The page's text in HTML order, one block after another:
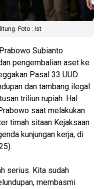
Foto : Ist
Subianto
pengembalian aset ke
Pasal 33 UUD
dan tambang ilegal
triliun rupiah. Hal
saat melakukan
timah sitaan Kejaksaan
kunjungan kerja, di
serius. Kita sudah
membasmi